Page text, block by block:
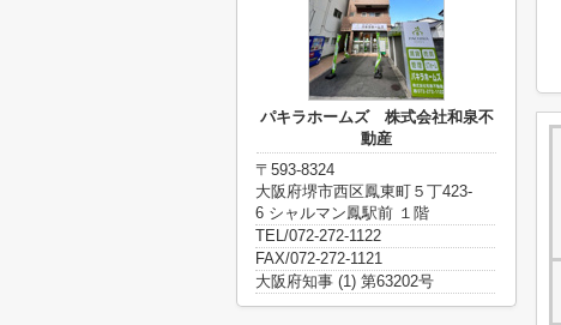
パキラホームズ 株式会社和泉不
動産
〒593-8324
大阪府堺市西区鳳東町５丁423-
6 シャルマン鳳駅前 １階
TEL/072-272-1122
FAX/072-272-1121
大阪府知事 (1) 第63202号